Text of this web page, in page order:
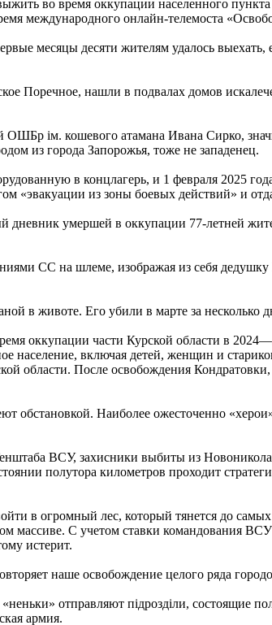
во время оккупации населенного
международного онлайн-телемоста
месяцы десяти жителям удалось
Поречное, нашли в подвалах домов
iм. кошевого атамана Ивана Сирко,
из города Запорожья, тоже не западенец.
в концлагерь, и 1 февраля 2025
«эвакуации из зоны боевых действий» и
умершей в оккупации 77-летней
СС на шлеме, изображая из себя
в животе. Его убили в марте за несколько
оккупации части Курской области в
включая детей, женщин и
области. После освобождения
обстановкой. Наиболее ожесточенно
ВСУ, захисники выбиты из
полутора километров проходит
в огромный лес, который тянется до
массиве. С учетом ставки командования
истерит.
наше освобождение целого ряда
отправляют пiдроздiли, состоящие
армия.